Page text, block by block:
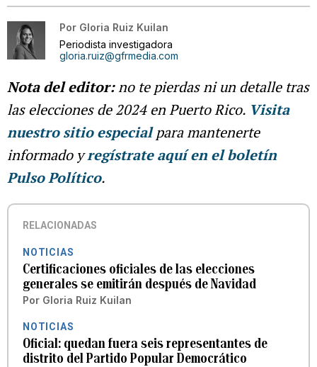
Por Gloria Ruiz Kuilan
Periodista investigadora
gloria.ruiz@gfrmedia.com
Nota del editor:no te pierdas ni un detalle tras
las elecciones de 2024 en Puerto Rico. Visita
nuestro sitio especialpara mantenerte
informado yregístrate aquí en el boletín
Pulso Político.
RELACIONADAS
NOTICIAS
Certificaciones oficiales de las elecciones
generales se emitirán después de Navidad
Por Gloria Ruiz Kuilan
NOTICIAS
Oficial: quedan fuera seis representantes de
distrito del Partido Popular Democrático